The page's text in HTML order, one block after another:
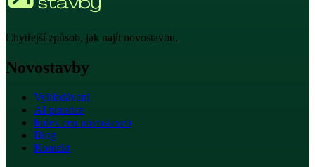
Chytřejší způsob, jak najít novostavbu.
Novostavby
Vyhledávání
AI poradce
Index cen novostaveb
Blog
Kontakt